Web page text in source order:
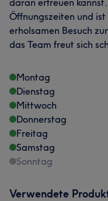
daran erfreuen
Öffnungszeiten und
erholsamen Besuch
das Team freut sich
Montag
Dienstag
Mittwoch
Donnerstag
Freitag
Samstag
Sonntag
Verwendete